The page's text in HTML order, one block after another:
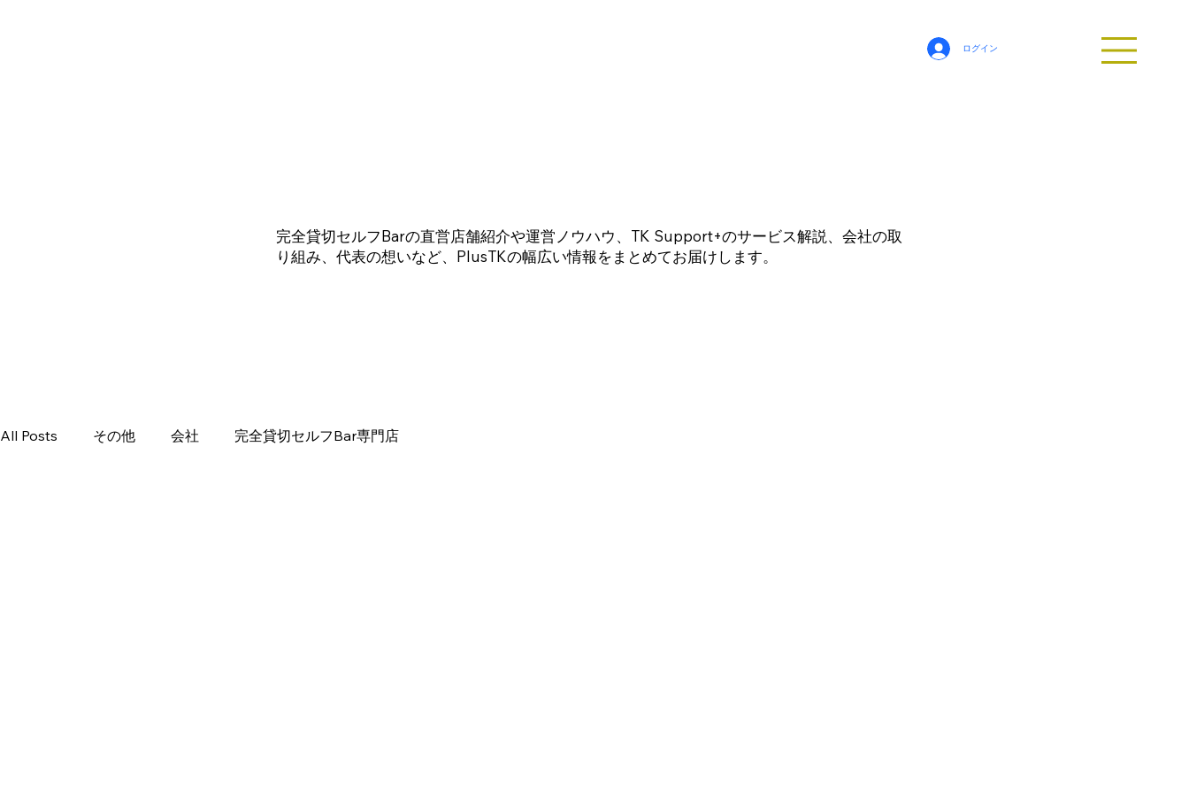
ログイン
完全貸切セルフBarの直営店舗紹介や運営ノウハウ、TK Support+のサービス解説、会社の取
り組み、代表の想いなど、PlusTKの幅広い情報をまとめてお届けします。
All Posts その他 会社 完全貸切セルフBar専門店